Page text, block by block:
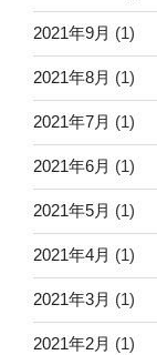
2021年9月 (1)
2021年8月 (1)
2021年7月 (1)
2021年6月 (1)
2021年5月 (1)
2021年4月 (1)
2021年3月 (1)
2021年2月 (1)